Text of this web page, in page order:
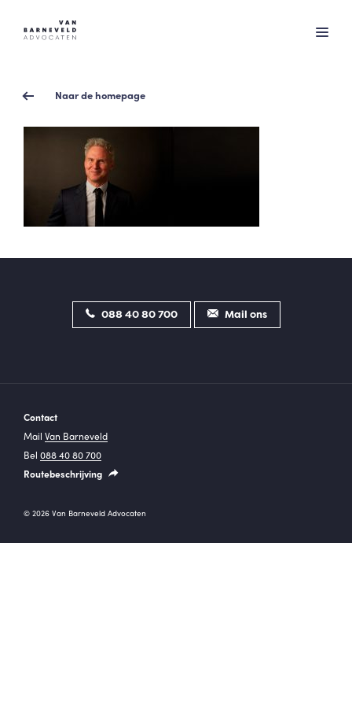
Naar de homepage
088 40 80 700 Mail ons
Contact
Mail Van Barneveld
Bel 088 40 80 700
Routebeschrijving
© 2026 Van Barneveld Advocaten